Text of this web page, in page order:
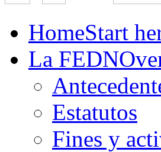
HomeStart
La FEDN
Estatutos
Fines y